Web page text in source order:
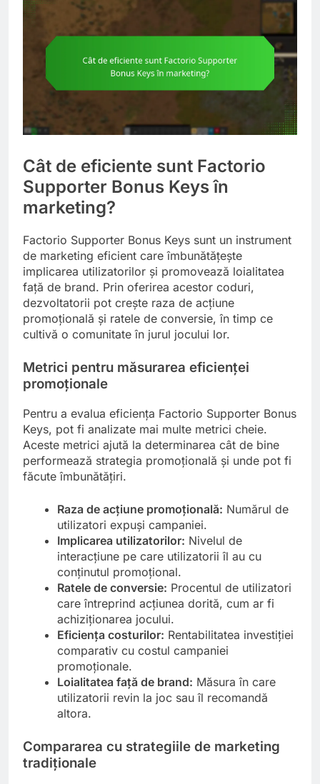
Cât de eficiente sunt Factorio
Supporter Bonus Keys în
marketing?
Factorio Supporter Bonus Keys sunt un instrument
de marketing eficient care îmbunătățește
implicarea utilizatorilor și promovează loialitatea
față de brand. Prin oferirea acestor coduri,
dezvoltatorii pot crește raza de acțiune
promoțională și ratele de conversie, în timp ce
cultivă o comunitate în jurul jocului lor.
Metrici pentru măsurarea eficienței
promoționale
Pentru a evalua eficiența Factorio Supporter Bonus
Keys, pot fi analizate mai multe metrici cheie.
Aceste metrici ajută la determinarea cât de bine
performează strategia promoțională și unde pot fi
făcute îmbunătățiri.
Raza de acțiune promoțională: Numărul de
utilizatori expuși campaniei.
Implicarea utilizatorilor: Nivelul de
interacțiune pe care utilizatorii îl au cu
conținutul promoțional.
Ratele de conversie: Procentul de utilizatori
care întreprind acțiunea dorită, cum ar fi
achiziționarea jocului.
Eficiența costurilor: Rentabilitatea investiției
comparativ cu costul campaniei
promoționale.
Loialitatea față de brand: Măsura în care
utilizatorii revin la joc sau îl recomandă
altora.
Compararea cu strategiile de marketing
tradiționale